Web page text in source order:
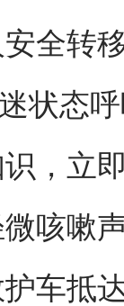
全转
状态
，立
咳嗽
车抵